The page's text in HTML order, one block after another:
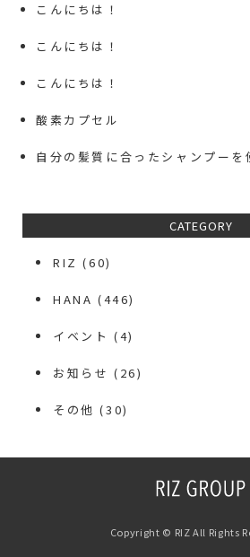
こんにちは！
こんにちは！
こんにちは！
酸素カプセル
自分の髪質に合ったシャンプーを
CATEGORY
RIZ (60)
HANA (446)
イベント (4)
お知らせ (26)
その他 (30)
Copyright © RIZ All Rights